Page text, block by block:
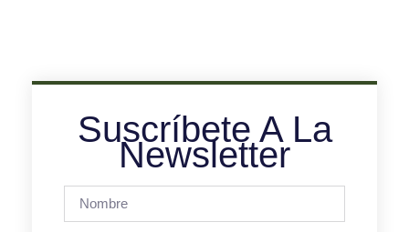
Suscríbete A La
Newsletter